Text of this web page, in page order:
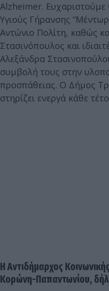
Alzheimer. Ευχαριστούμε
Υγιούς Γήρανσης
Αντώνιο Πολίτη, καθώς
Στασινόπουλος και
Αλεξάνδρα
συμβολή τους στην
προσπάθειας. Ο Δήμος
στηρίζει ενεργά κάθε
Η Αντιδήμαρχος
Κορώνη-Παπαντωνίου,